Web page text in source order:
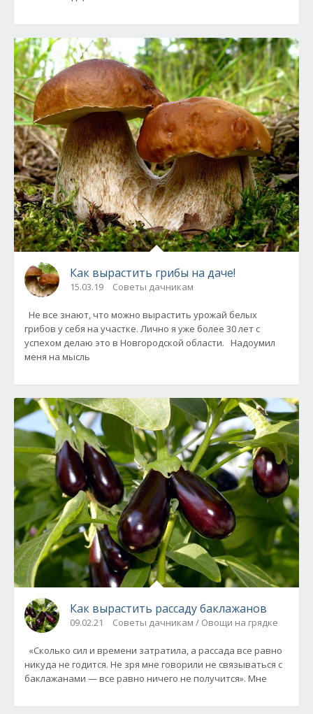
Как вырастить грибы на даче!
15.03.19 Советы дачникам
Не все знают, что можно вырастить урожай белых
грибов у себя на участке. Лично я уже более 30 лет с
успехом делаю это в Новгородской области. Надоумил
меня на мысль
Как вырастить рассаду баклажанов
09.02.21 Советы дачникам / Овощи на грядке
«Сколько сил и времени затратила, а рассада все равно
никуда не годится. Не зря мне говорили не связываться с
баклажанами — все равно ничего не получится». Мне